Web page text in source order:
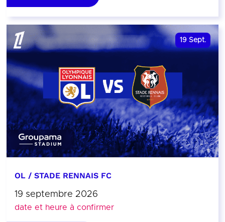
19 Sept.
OL / STADE RENNAIS FC
19 septembre 2026
date et heure à confirmer